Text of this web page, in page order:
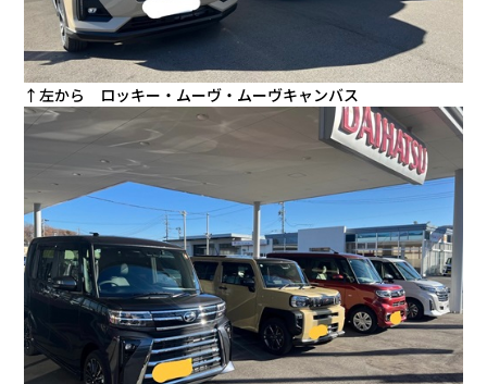
↑左から ロッキー・ムーヴ・ムーヴキャンバス